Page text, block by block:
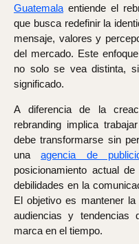
Guatemala entiende el
que busca redefinir la
mensaje, valores y
del mercado. Este
no solo se vea distinta,
significado.
A diferencia de la
rebranding implica
debe transformarse sin
unaagencia de
posicionamiento actual
debilidades en la
El objetivo es mantener
audiencias y tendencias
marca en el tiempo.